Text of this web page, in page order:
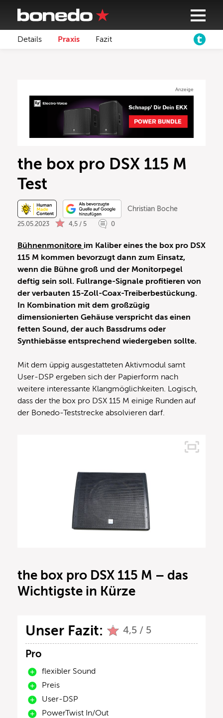
Details Praxis Fazit
Anzeige
the box pro DSX 115 M
Test
Christian Boche
25.05.2023 4,5 / 5 0
Bühnenmonitore im Kaliber eines the box pro DSX
115 M kommen bevorzugt dann zum Einsatz,
wenn die Bühne groß und der Monitorpegel
deftig sein soll. Fullrange-Signale profitieren von
der verbauten 15-Zoll-Coax-Treiberbestückung.
In Kombination mit dem großzügig
dimensionierten Gehäuse verspricht das einen
fetten Sound, der auch Bassdrums oder
Synthiebässe entsprechend wiedergeben sollte.
Mit dem üppig ausgestatteten Aktivmodul samt
User-DSP ergeben sich der Papierform nach
weitere interessante Klangmöglichkeiten. Logisch,
dass der the box pro DSX 115 M einige Runden auf
der Bonedo-Teststrecke absolvieren darf.
the box pro DSX 115 M – das
Wichtigste in Kürze
Unser Fazit: 4,5 / 5
Pro
flexibler Sound
Preis
User-DSP
PowerTwist In/Out